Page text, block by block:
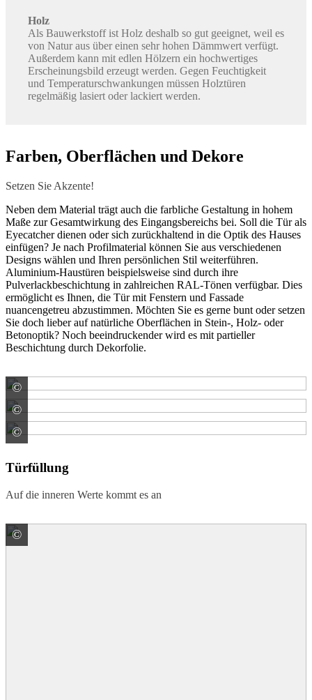
Holz
Als Bauwerkstoff ist Holz deshalb so gut geeignet, weil es
von Natur aus über einen sehr hohen Dämmwert verfügt.
Außerdem kann mit edlen Hölzern ein hochwertiges
Erscheinungsbild erzeugt werden. Gegen Feuchtigkeit
und Temperaturschwankungen müssen Holztüren
regelmäßig lasiert oder lackiert werden.
Farben, Oberflächen und Dekore
Setzen Sie Akzente!
Neben dem Material trägt auch die farbliche Gestaltung in hohem
Maße zur Gesamtwirkung des Eingangsbereichs bei. Soll die Tür als
Eyecatcher dienen oder sich zurückhaltend in die Optik des Hauses
einfügen? Je nach Profilmaterial können Sie aus verschiedenen
Designs wählen und Ihren persönlichen Stil weiterführen.
Aluminium-Haustüren beispielsweise sind durch ihre
Pulverlackbeschichtung in zahlreichen RAL-Tönen verfügbar. Dies
ermöglicht es Ihnen, die Tür mit Fenstern und Fassade
nuancengetreu abzustimmen. Möchten Sie es gerne bunt oder setzen
Sie doch lieber auf natürliche Oberflächen in Stein-, Holz- oder
Betonoptik? Noch beeindruckender wird es mit partieller
Beschichtung durch Dekorfolie.
© HÖRMANN KG Verkaufsgesellschaft
© WIRUS Fenster GmbH & Co. KG
© WIRUS Fenster GmbH & Co. KG
Türfüllung
Auf die inneren Werte kommt es an
©